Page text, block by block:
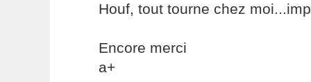
Houf, tout tourne chez
Encore merci
a+